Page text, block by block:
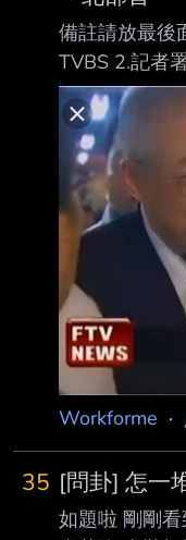
備註請放最後
TVBS 2.記者
／白海豚颱
風雨最猛時刻
颱風路徑又
時刻曝 編輯
07:30 最後更
豚颱風路徑
湯了！目前
（5）日生成
家林得恩示
Workforme ·
35 [問卦] 怎一
如題啦 剛剛